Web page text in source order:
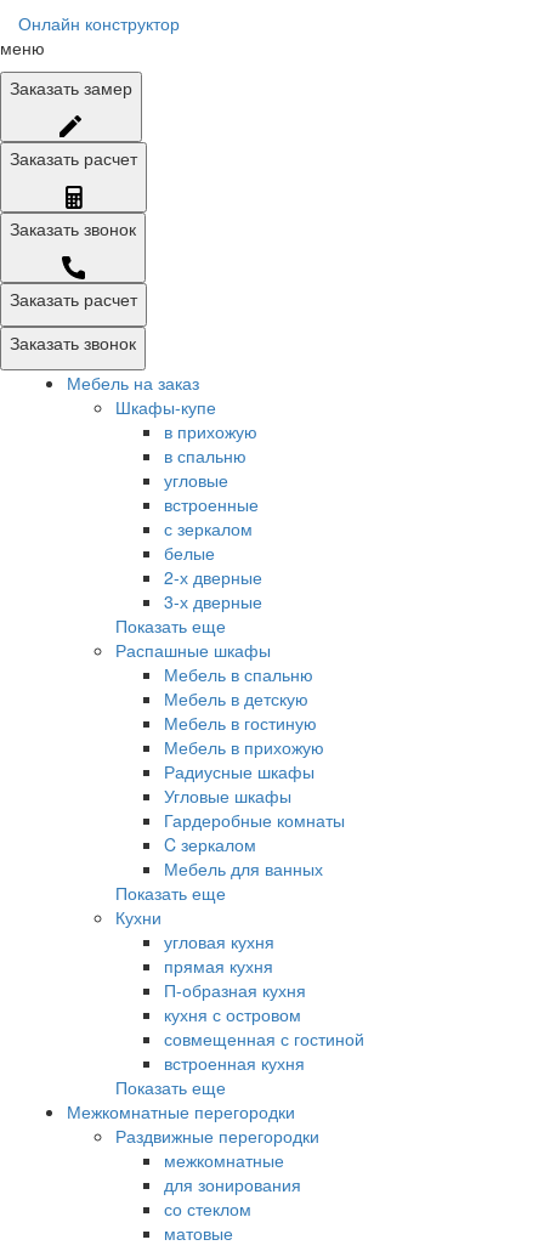
Онлайн конструктор
меню
Заказать замер
Заказать расчет
Заказать звонок
Заказать расчет
Заказать звонок
Мебель на заказ
Шкафы-купе
в прихожую
в спальню
угловые
встроенные
с зеркалом
белые
2-х дверные
3-х дверные
Показать еще
Распашные шкафы
Мебель в спальню
Мебель в детскую
Мебель в гостиную
Мебель в прихожую
Радиусные шкафы
Угловые шкафы
Гардеробные комнаты
C зеркалом
Мебель для ванных
Показать еще
Кухни
угловая кухня
прямая кухня
П-образная кухня
кухня с островом
совмещенная с гостиной
встроенная кухня
Показать еще
Межкомнатные перегородки
Раздвижные перегородки
межкомнатные
для зонирования
со стеклом
матовые